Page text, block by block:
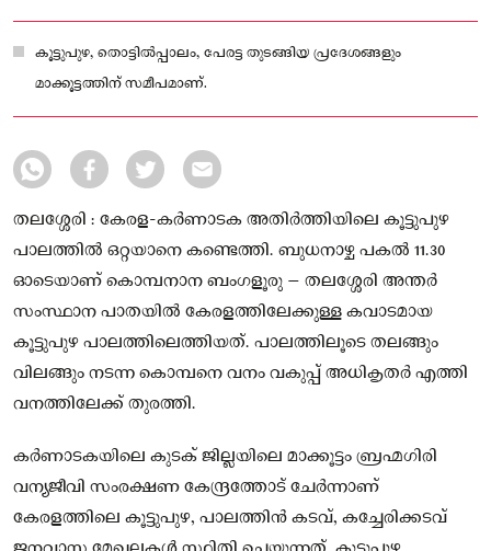
പാലത്തിൻ കടവ്, കച്ചേരിക്കടവ് ജനവാസ മേഖലകൾ സ്ഥിതി
ചെയ്യുന്നത്.
കൂട്ടുപുഴ, തൊട്ടിൽപ്പാലം, പേരട്ട തുടങ്ങിയ പ്രദേശങ്ങളും
മാക്കൂട്ടത്തിന് സമീപമാണ്.
തലശ്ശേരി : കേരള-കർണാടക അതിർത്തിയിലെ കൂട്ടുപുഴ
പാലത്തിൽ ഒറ്റയാനെ കണ്ടെത്തി. ബുധനാഴ്ച പകൽ 11.30
ഓടെയാണ് കൊമ്പനാന ബംഗളൂരു – തലശ്ശേരി അന്തർ
സംസ്ഥാന പാതയിൽ കേരളത്തിലേക്കുള്ള കവാടമായ
കൂട്ടുപുഴ പാലത്തിലെത്തിയത്. പാലത്തിലൂടെ തലങ്ങും
വിലങ്ങും നടന്ന കൊമ്പനെ വനം വകുപ്പ് അധികൃതർ എത്തി
വനത്തിലേക്ക് തുരത്തി.
കർണാടകയിലെ കുടക് ജില്ലയിലെ മാക്കൂട്ടം ബ്രഹ്മഗിരി
വന്യജീവി സംരക്ഷണ കേന്ദ്രത്തോട് ചേർന്നാണ്
കേരളത്തിലെ കൂട്ടുപുഴ, പാലത്തിൻ കടവ്, കച്ചേരിക്കടവ്